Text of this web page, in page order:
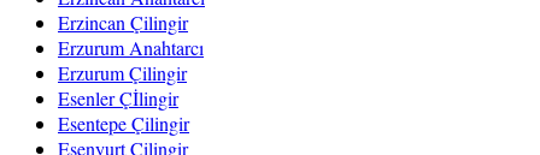
Erzincan Çilingir
Erzurum Anahtarcı
Erzurum Çilingir
Esenler Çİlingir
Esentepe Çilingir
Esenyurt Çilingir